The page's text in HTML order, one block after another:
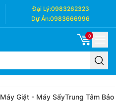
Đại Lý:0983262323
Dự Án:0983666996
0
Máy Giặt - Máy SấyTrung Tâm Bảo